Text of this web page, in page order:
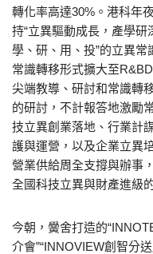
轉化率高達30%。港科年
持“立異驅動成長，產學研
學、研、用、投”的立異常
常識轉移形式擴大至
尖端教導、研討和常識轉
的研討，不計報答地激勵
技立異創業落地、行業計
護與運營，以及企業立異
營業供給周全支撐與辦事
全國科技立異與財產進級
今朝，黌舍打造的
介會”“INNOVIEW創智分